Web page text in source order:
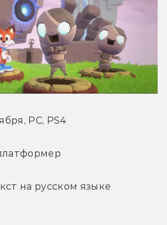
PC, PS4
на русском языке